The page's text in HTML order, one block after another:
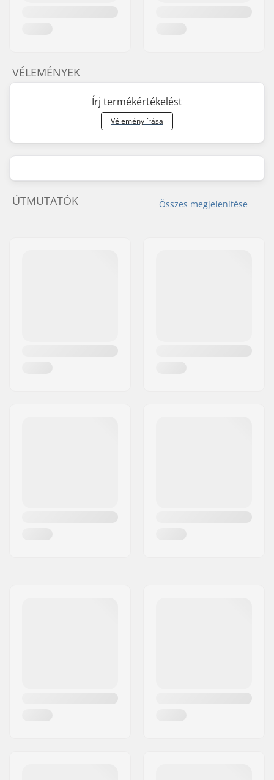
VÉLEMÉNYEK
Írj termékértékelést
Vélemény írása
Összes megjelenítése
ÚTMUTATÓK